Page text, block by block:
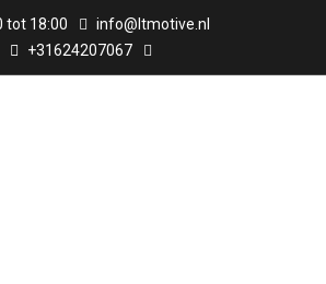
tot 18:00
info@ltmotive.nl
+31624207067